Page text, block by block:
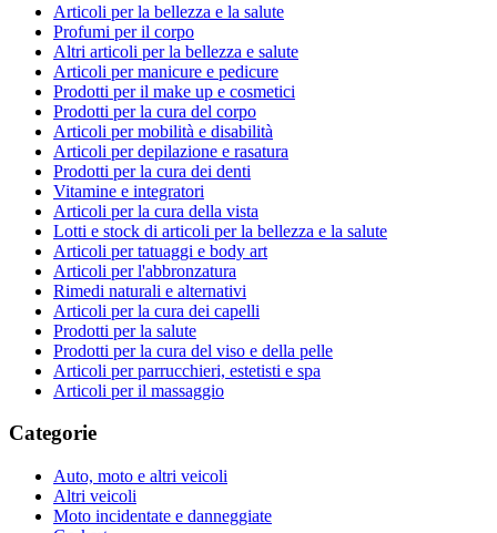
Articoli per la bellezza e la salute
Profumi per il corpo
Altri articoli per la bellezza e salute
Articoli per manicure e pedicure
Prodotti per il make up e cosmetici
Prodotti per la cura del corpo
Articoli per mobilità e disabilità
Articoli per depilazione e rasatura
Prodotti per la cura dei denti
Vitamine e integratori
Articoli per la cura della vista
Lotti e stock di articoli per la bellezza e la salute
Articoli per tatuaggi e body art
Articoli per l'abbronzatura
Rimedi naturali e alternativi
Articoli per la cura dei capelli
Prodotti per la salute
Prodotti per la cura del viso e della pelle
Articoli per parrucchieri, estetisti e spa
Articoli per il massaggio
Categorie
Auto, moto e altri veicoli
Altri veicoli
Moto incidentate e danneggiate